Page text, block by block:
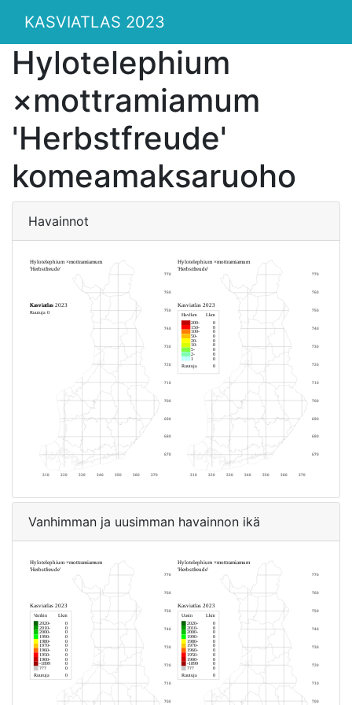
KASVIATLAS 2023
Hylotelephium
×mottramiamum
'Herbstfreude'
komeamaksaruoho
Havainnot
Vanhimman ja uusimman havainnon ikä